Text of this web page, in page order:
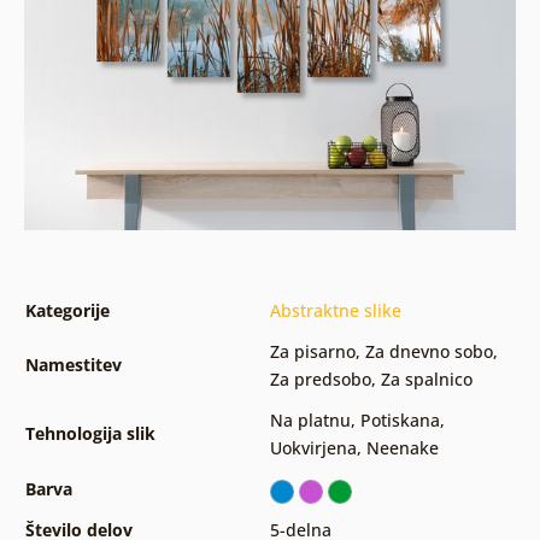
Kategorije Abstraktne slike
Namestitev
Za pisarno, Za dnevno sobo,
Za predsobo, Za spalnico
Tehnologija slik
Na platnu, Potiskana,
Uokvirjena, Neenake
Barva
Število delov
5-delna